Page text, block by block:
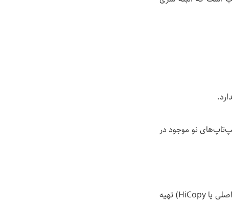
لپ‌تاپ‌های نو موجود در
3- در طول یک هفته مهلت تست، باتری را کامل تست کنید و در صورت امکان یک باتری نو (اصلی یا HiCopy) تهیه